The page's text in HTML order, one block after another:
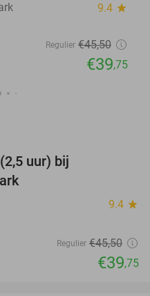
9.4 star
Regulier €45,50
€39,75
uur) bij
9.4 star
Regulier €45,50
€39,75